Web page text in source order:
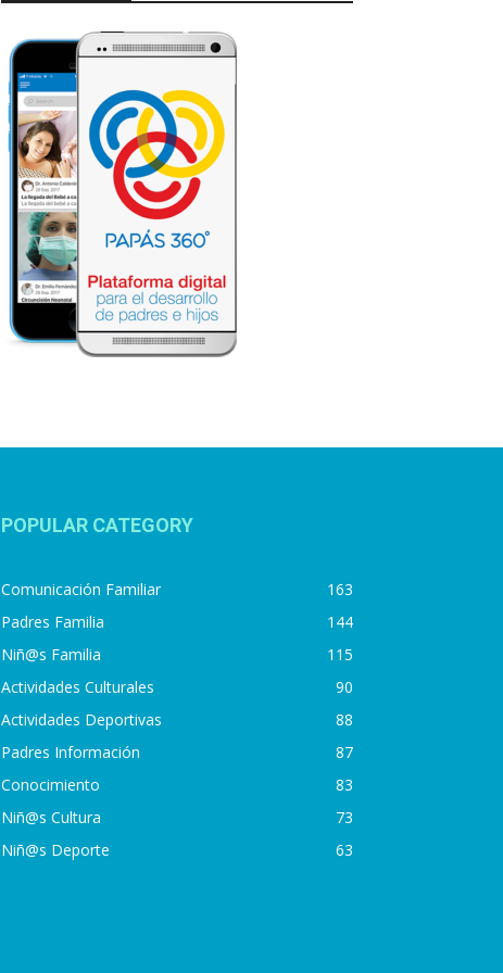
POPULAR CATEGORY
Comunicación Familiar
163
Padres Familia
144
Niñ@s Familia
115
Actividades Culturales
90
Actividades Deportivas
88
Padres Información
87
Conocimiento
83
Niñ@s Cultura
73
Niñ@s Deporte
63